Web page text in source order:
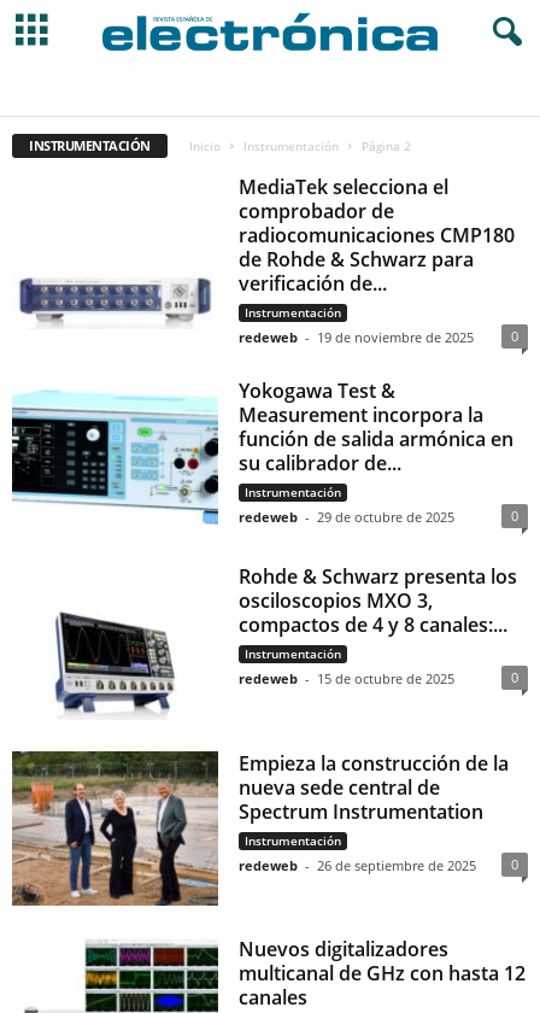
TELECOMUNICACIONES
INSTRUMENTACIÓN Inicio Instrumentación Página 2
MediaTek selecciona el
comprobador de
radiocomunicaciones CMP180
de Rohde & Schwarz para
verificación de...
Instrumentación
redeweb - 19 de noviembre de 2025 0
Yokogawa Test &
Measurement incorpora la
función de salida armónica en
su calibrador de...
Instrumentación
redeweb - 29 de octubre de 2025 0
Rohde & Schwarz presenta los
osciloscopios MXO 3,
compactos de 4 y 8 canales:...
Instrumentación
redeweb - 15 de octubre de 2025 0
Empieza la construcción de la
nueva sede central de
Spectrum Instrumentation
Instrumentación
redeweb - 26 de septiembre de 2025 0
Nuevos digitalizadores
multicanal de GHz con hasta 12
canales